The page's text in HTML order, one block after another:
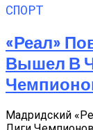
СПОРТ
«Реал»
Вышел В
Мадридский